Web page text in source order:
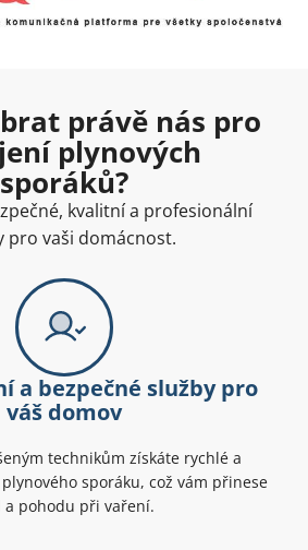
právě nás pro
plynových
sporáků?
kvalitní a profesionální
pro vaši domácnost.
a bezpečné služby pro
váš domov
technikům získáte rychlé a
sporáku, což vám přinese
a pohodu při vaření.